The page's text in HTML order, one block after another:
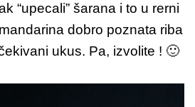
s
ss
e
n
g
ar
e
“upecali” šarana i to u rerni
dobro poznata riba
ukus. Pa, izvolite ! 🙂